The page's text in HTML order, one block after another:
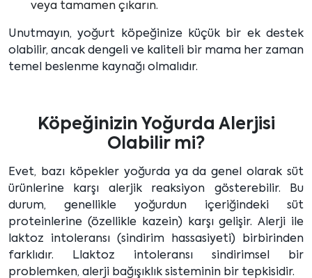
veya tamamen çıkarın.
Unutmayın, yoğurt köpeğinize küçük bir ek destek
olabilir, ancak dengeli ve kaliteli bir mama her zaman
temel beslenme kaynağı olmalıdır.
Köpeğinizin Yoğurda Alerjisi
Olabilir mi?
Evet, bazı köpekler yoğurda ya da genel olarak süt
ürünlerine karşı alerjik reaksiyon gösterebilir. Bu
durum, genellikle yoğurdun içeriğindeki süt
proteinlerine (özellikle kazein) karşı gelişir. Alerji ile
laktoz intoleransı (sindirim hassasiyeti) birbirinden
farklıdır. Llaktoz intoleransı sindirimsel bir
problemken, alerji bağışıklık sisteminin bir tepkisidir.